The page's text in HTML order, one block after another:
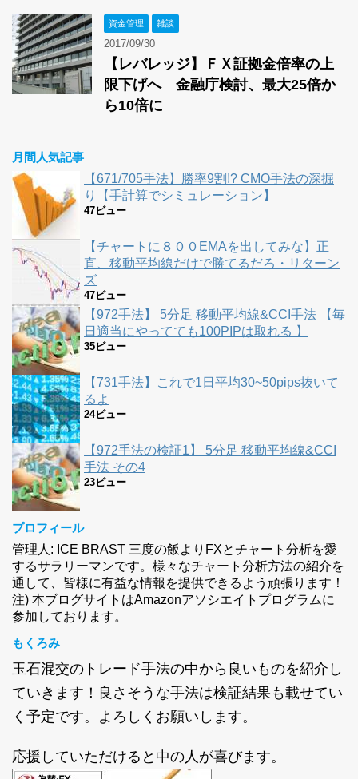
資金管理 雑談
2017/09/30
【レバレッジ】ＦＸ証拠金倍率の上
限下げへ 金融庁検討、最大25倍か
ら10倍に
月間人気記事
【671/705手法】勝率9割!? CMO手法の深掘
り【手計算でシミュレーション】
47ビュー
【チャートに８００EMAを出してみな】正
直、移動平均線だけで勝てるだろ・リターン
ズ
47ビュー
【972手法】 5分足 移動平均線&CCI手法 【毎
日適当にやってても100PIPは取れる 】
35ビュー
【731手法】これで1日平均30~50pips抜いて
るよ
24ビュー
【972手法の検証1】 5分足 移動平均線&CCI
手法 その4
23ビュー
プロフィール
管理人: ICE BRAST 三度の飯よりFXとチャート分析を愛
するサラリーマンです。様々なチャート分析方法の紹介を
通して、皆様に有益な情報を提供できるよう頑張ります！
注) 本ブログサイトはAmazonアソシエイトプログラムに
参加しております。
もくろみ
玉石混交のトレード手法の中から良いものを紹介し
ていきます！良さそうな手法は検証結果も載せてい
く予定です。よろしくお願いします。
応援していただけると中の人が喜びます。